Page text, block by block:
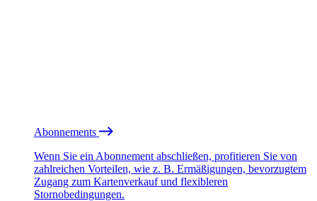
Abonnements
Wenn Sie ein Abonnement abschließen, profitieren Sie von
zahlreichen Vorteilen, wie z. B. Ermäßigungen, bevorzugtem
Zugang zum Kartenverkauf und flexibleren
Stornobedingungen.